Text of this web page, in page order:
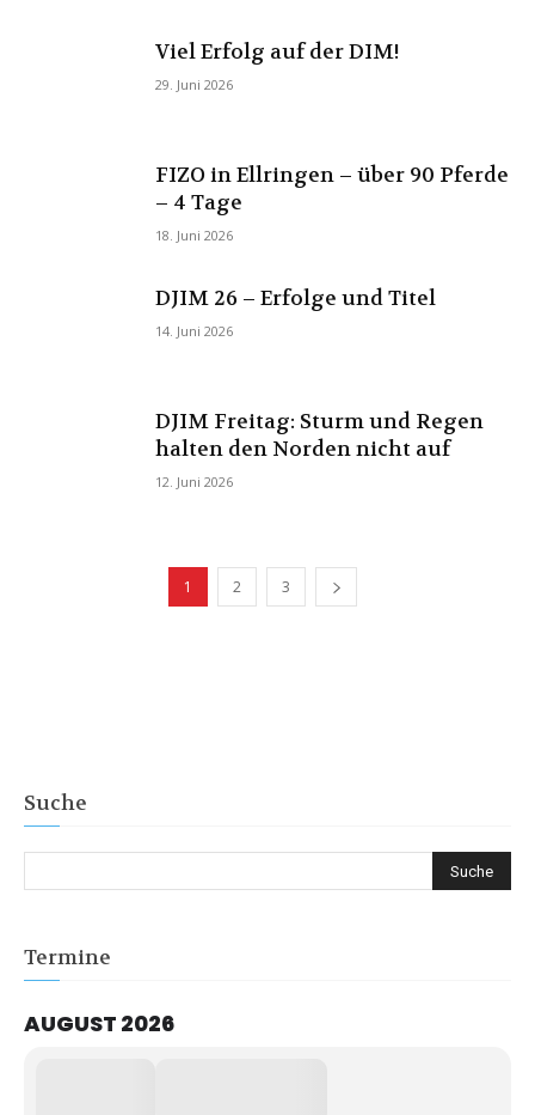
Viel Erfolg auf der DIM!
29. Juni 2026
FIZO in Ellringen – über 90 Pferde
– 4 Tage
18. Juni 2026
DJIM 26 – Erfolge und Titel
14. Juni 2026
DJIM Freitag: Sturm und Regen
halten den Norden nicht auf
12. Juni 2026
1 2 3
Suche
Termine
AUGUST 2026